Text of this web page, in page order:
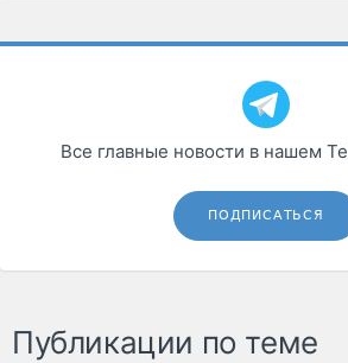
Все главные новости в нашем
ПОДПИСАТЬСЯ
Публикации по теме